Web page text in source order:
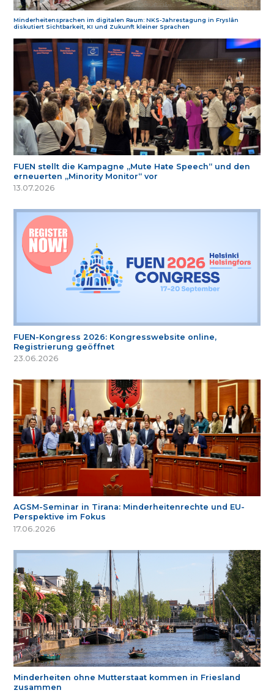
Minderheitensprachen im digitalen Raum: NKS-Jahrestagung in Fryslân
diskutiert Sichtbarkeit, KI und Zukunft kleiner Sprachen
FUEN stellt die Kampagne „Mute Hate Speech“ und den
erneuerten „Minority Monitor“ vor
13.07.2026
FUEN-Kongress 2026: Kongresswebsite online,
Registrierung geöffnet
23.06.2026
AGSM-Seminar in Tirana: Minderheitenrechte und EU-
Perspektive im Fokus
17.06.2026
Minderheiten ohne Mutterstaat kommen in Friesland
zusammen